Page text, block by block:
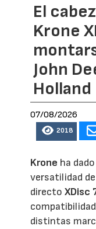
El
Krone
John
Holland
07/08/2026
2018
Krone ha
versatilidad
directoXDisc
distintas